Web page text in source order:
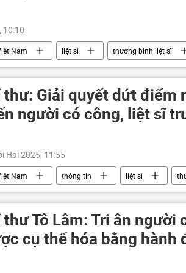
10:10
Nam liệt sĩ thương binh liệt sĩ
dân Việt Nam
Bộ Quốc phòng Việt Nam
Nam
chiến tranh
thư: Giải quyết dứt điểm
người có công, liệt sĩ
Hai 2025, 11:55
Nam thông tin liệt sĩ
thư Tô Lâm: Tri ân người
cụ thể hóa bằng hành